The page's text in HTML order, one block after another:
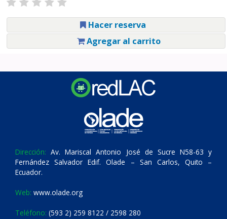
Hacer reserva
Agregar al carrito
Dirección: Av. Mariscal Antonio José de Sucre N58-63 y
Fernández Salvador Edif. Olade – San Carlos, Quito –
Ecuador.
Web: www.olade.org
Teléfono: (593 2) 259 8122 / 2598 280